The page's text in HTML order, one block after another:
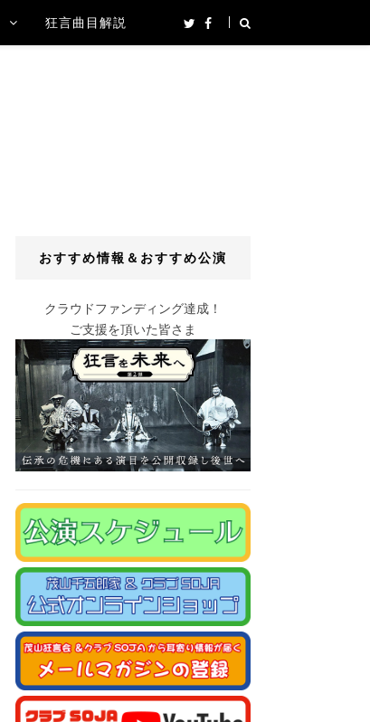
狂言曲目解説
おすすめ情報＆おすすめ公演
クラウドファンディング達成！
ご支援を頂いた皆さま